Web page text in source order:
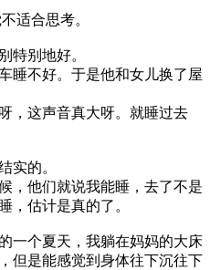
适合思考。
特别地好。
睡不好。于是他和女儿换了屋
，这声音真大呀。就睡过去
实的。
，他们就说我能睡，去了不是
，估计是真的了。
一个夏天，我躺在妈妈的大床
但是能感觉到身体往下沉往下